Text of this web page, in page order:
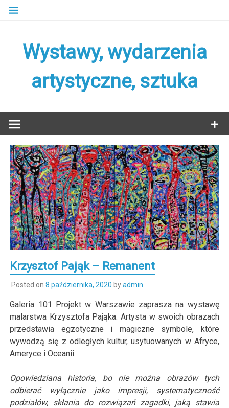
Skip
Wystawy, wydarzenia
artystyczne, sztuka
Krzysztof Pająk – Remanent
Posted on 8 października, 2020 byadmin
Galeria 101 Projekt w Warszawie zaprasza na wystawę
malarstwa Krzysztofa Pająka. Artysta w swoich obrazach
przedstawia egzotyczne i magiczne symbole, które
wywodzą się z odległych kultur, usytuowanych w Afryce,
Ameryce i Oceanii.
Opowiedziana historia, bo nie można obrazów tych
odbierać wyłącznie jako impresji, systematyczność
podziałów, skłania do rozwiązań zagadki, jaką stawia